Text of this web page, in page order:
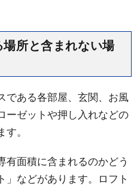
所と含まれない場
である各部屋、玄関、お風
ーゼットや押し入れなどの
。
有面積に含まれるのかどう
」などがあります。ロフト